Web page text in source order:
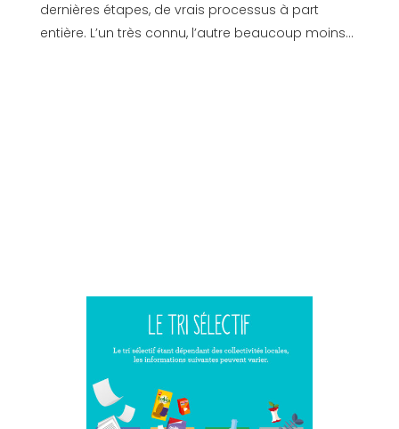
dernières étapes, de vrais processus à part
entière. L’un très connu, l’autre beaucoup moins…